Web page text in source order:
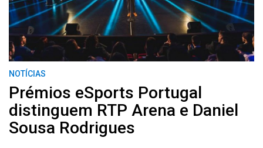
NOTÍCIAS
Prémios eSports Portugal
distinguem RTP Arena e Daniel
Sousa Rodrigues